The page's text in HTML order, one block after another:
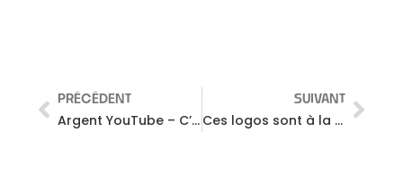
PRÉCÉDENT
Argent YouTube – C’est maintenant ou jamais ⚠
SUIVANT
Ces logos sont à la limite du plagiat (Street Fighter 6, Konbini)